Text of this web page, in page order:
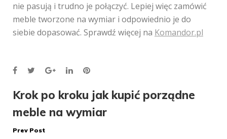
nie pasują i trudno je połączyć. Lepiej więc zamówić
meble tworzone na wymiar i odpowiednio je do
siebie dopasować. Sprawdź więcej na Komandor.pl
Facebook
TwitterGoogle+LinkedInPinterest
Nawigacja
wpisu
Krok po kroku jak kupić porządne
meble na wymiar
Prev Post